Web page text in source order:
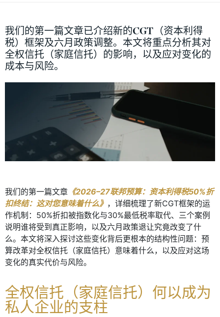
我们的第一篇文章已介绍新的CGT（资本利得
税）框架及六月政策调整。本文将重点分析其对
全权信托（家庭信托）的影响，以及应对变化的
成本与风险。
我们的第一篇文章 《2026–27联邦预算：资本利得税50%折
扣终结：这对您意味着什么》 ，详细梳理了新CGT框架的运
作机制：50%折扣被指数化与30%最低税率取代、三个案例
说明谁将受到真正影响，以及六月政策退让究竟改变了什
么。本文将深入探讨这些变化背后更根本的结构性问题：预
算改革对全权信托（家庭信托）意味着什么，以及应对这场
变化的真实代价与风险。
全权信托（家庭信托）何以成为
私人企业的支柱